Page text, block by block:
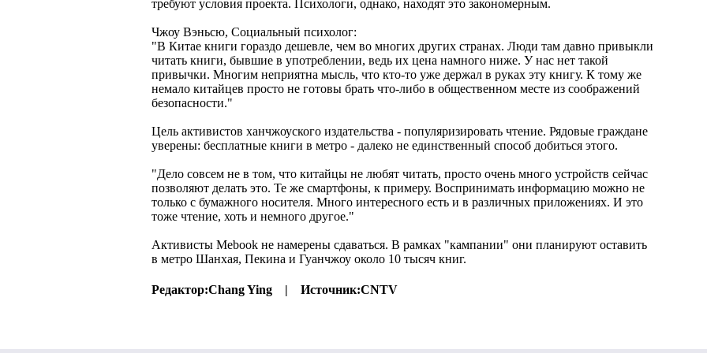
требуют условия проекта. Психологи, однако, находят это закономерным.
Чжоу Вэньсю, Социальный психолог:
"В Китае книги гораздо дешевле, чем во многих других странах. Люди там давно привыкли
читать книги, бывшие в употреблении, ведь их цена намного ниже. У нас нет такой
привычки. Многим неприятна мысль, что кто-то уже держал в руках эту книгу. К тому же
немало китайцев просто не готовы брать что-либо в общественном месте из соображений
безопасности."
Цель активистов ханчжоуского издательства - популяризировать чтение. Рядовые граждане
уверены: бесплатные книги в метро - далеко не единственный способ добиться этого.
"Дело совсем не в том, что китайцы не любят читать, просто очень много устройств сейчас
позволяют делать это. Те же смартфоны, к примеру. Воспринимать информацию можно не
только с бумажного носителя. Много интересного есть и в различных приложениях. И это
тоже чтение, хоть и немного другое."
Активисты Mebook не намерены сдаваться. В рамках "кампании" они планируют оставить
в метро Шанхая, Пекина и Гуанчжоу около 10 тысяч книг.
Редактор:Chang Ying | Источник:CNTV